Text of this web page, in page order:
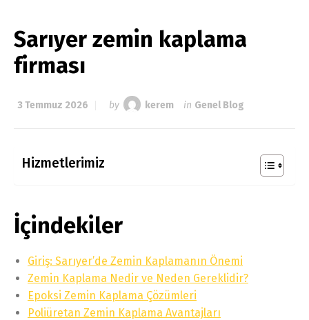
Sarıyer zemin kaplama
firması
3 Temmuz 2026 by kerem in Genel Blog
Hizmetlerimiz
İçindekiler
Giriş: Sarıyer’de Zemin Kaplamanın Önemi
Zemin Kaplama Nedir ve Neden Gereklidir?
Epoksi Zemin Kaplama Çözümleri
Poliüretan Zemin Kaplama Avantajları